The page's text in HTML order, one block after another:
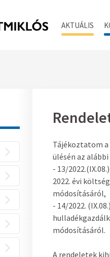
AKTUÁLIS
Tájékoztatom
ülésén az
- 13/
2022. évi
módosításáról,
- 14/2022.
módosításáról.
A rendeletek